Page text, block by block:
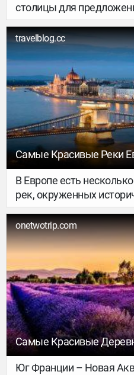
столицы для
travelblog.cc
Самые Красивые Реки
В Европе есть
рек, окруженных
тихими
ресторанами. Многие
через элегантные
полагались на эти
которая позволила им
onetwotrip.com
Самые Красивые
Юг Франции – Новая